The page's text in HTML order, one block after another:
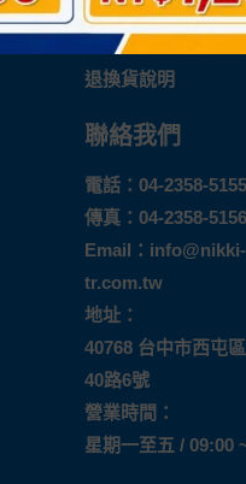
運送方式
退換貨說明
聯絡我們
電話： 04-2358-5155
傳真：04-2358-5156
Email： info@nikki-
tr.com.tw
地址：
40768 台中市西屯
40路6號
營業時間：
星期一至五 / 09:00